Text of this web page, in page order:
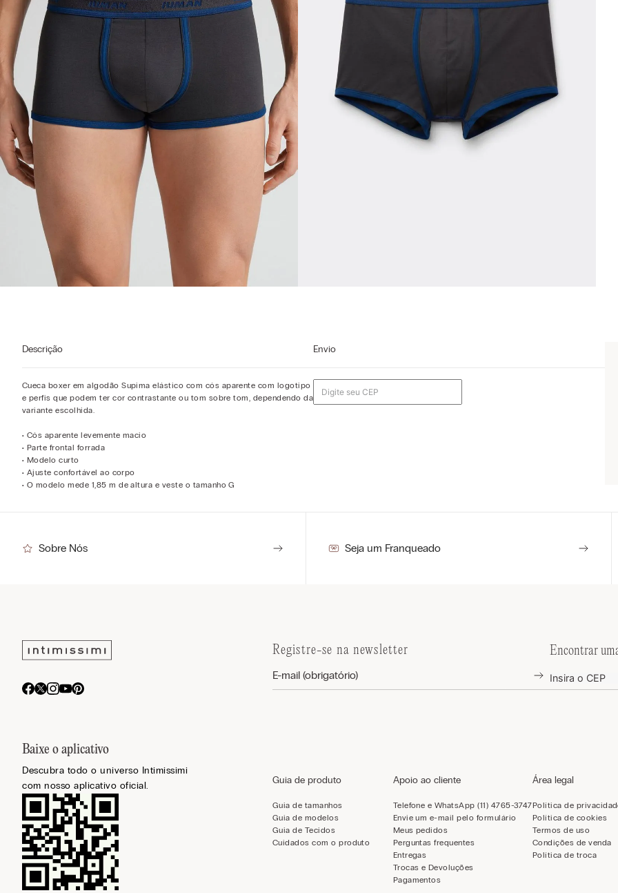
Descrição
Cueca boxer em algodão Supima elástico com cós aparente com logotipo
e perfis que podem ter cor contrastante ou tom sobre tom, dependendo da
variante escolhida.
• Cós aparente levemente macio
• Parte frontal forrada
• Modelo curto
• Ajuste confortável ao corpo
• O modelo mede 1,85 m de altura e veste o tamanho G
Envio
Sobre Nós Seja um Franqueado
Baixe o aplicativo
Descubra todo o universo Intimissimi
com nosso aplicativo oficial.
Registre-se na newsletter Encontrar
Guia de produto
Guia de tamanhos
Guia de modelos
Guia de Tecidos
Cuidados com o produto
Apoio ao cliente
Telefone e WhatsApp (11) 4765-3747
Envie um e-mail pelo formulário
Meus pedidos
Perguntas frequentes
Entregas
Trocas e Devoluções
Pagamentos
Área legal
Política de
Política de cookies
Termos de uso
Condições de venda
Política de troca